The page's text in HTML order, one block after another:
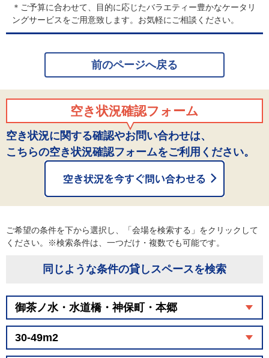
＊ご予算に合わせて、目的に応じたバラエティー豊かなケータリ
ングサービスをご用意致します。お気軽にご相談ください。
前のページへ戻る
空き状況確認フォーム
空き状況に関する確認やお問い合わせは、
こちらの空き状況確認フォームをご利用ください。
ご希望の条件を下から選択し、「会場を検索する」をクリックして
ください。※検索条件は、一つだけ・複数でも可能です。
同じような条件の貸しスペースを検索